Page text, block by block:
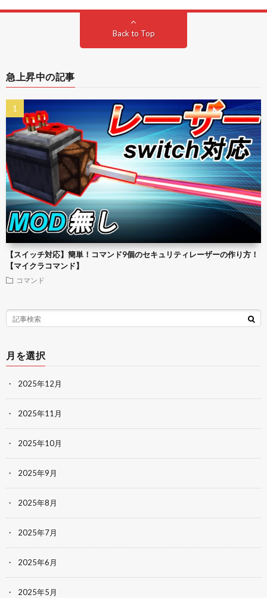
Back to Top
急上昇中の記事
【スイッチ対応】簡単！コマンド9個のセキュリティレーザーの作り方！
【マイクラコマンド】
コマンド
月を選択
2025年12月
2025年11月
2025年10月
2025年9月
2025年8月
2025年7月
2025年6月
2025年5月